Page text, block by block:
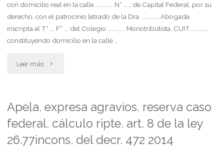
dias
que
el
hijo
convivio
con
el
personal
con domicilio real en la calle …………… N° ….., de Capital Federal, por su
derecho, con el patrocinio letrado de la Dra. …………., Abogada
inscripta al T° …, F° …, del Colegio …………… Monotributista, CUIT……………,
constituyendo domicilio en la calle …
Leer más "Divorcio
graves
y
Apela. expresa agravios. reserva caso
federal. cálculo ripte. art. 8 de la ley
26.77incons. del decr. 472 2014